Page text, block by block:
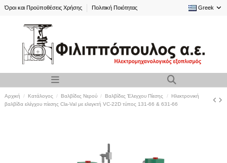
Όροι και Προϋποθέσεις Χρήσης Πολιτική Ποιότητας Greek
Αρχική Κατάλογος Βαλβίδες Νερού Βαλβίδες Έλεγχου Πίεσης
Ηλεκτρονική
βαλβίδα ελέγχου πίεσης Cla-Val με ελεγκτή VC-22D τύπος 131-66 & 631-66